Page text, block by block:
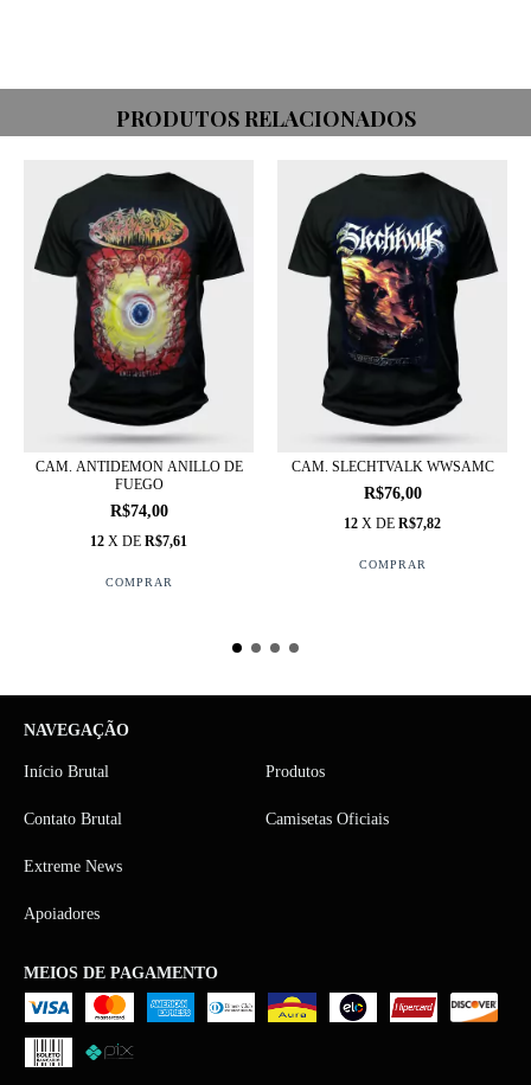
PRODUTOS RELACIONADOS
CAM. ANTIDEMON ANILLO DE
FUEGO
R$74,00
12 X DE R$7,61
COMPRAR
CAM. SLECHTVALK WWSAMC
R$76,00
12 X DE R$7,82
COMPRAR
NAVEGAÇÃO
Início Brutal Produtos
Contato Brutal Camisetas Oficiais
Extreme News
Apoiadores
MEIOS DE PAGAMENTO